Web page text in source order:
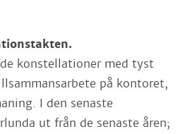
konstellationer med tyst
på kontoret,
I den senaste
ut från de senaste åren;